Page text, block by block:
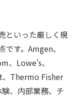
といった厳しく規
す。Amgen、
Lowe’s、
Thermo Fisher
、内部業務、チ